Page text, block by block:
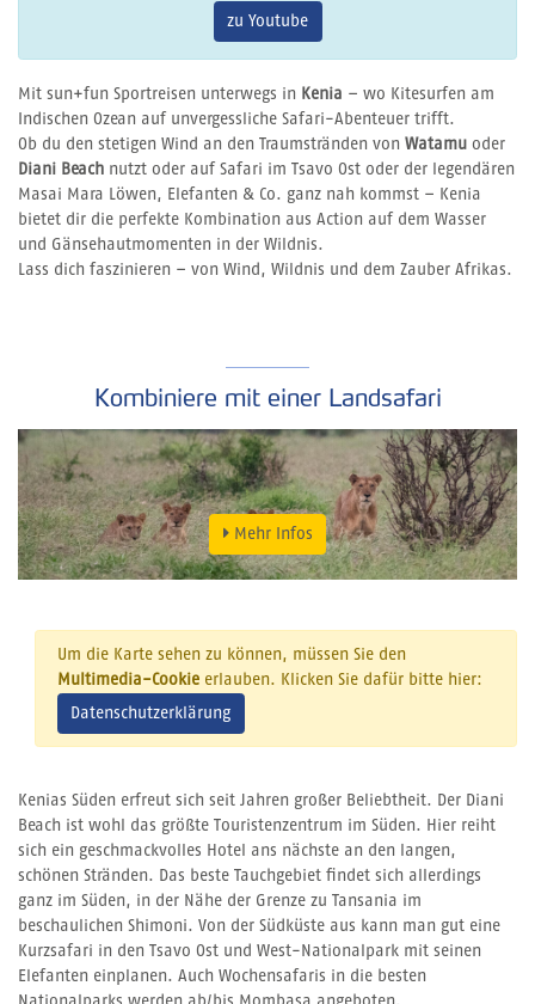
zu Youtube
Mit sun+fun Sportreisen unterwegs in Kenia – wo Kitesurfen am
Indischen Ozean auf unvergessliche Safari-Abenteuer trifft.
Ob du den stetigen Wind an den Traumstränden von Watamu oder
Diani Beach nutzt oder auf Safari im Tsavo Ost oder der legendären
Masai Mara Löwen, Elefanten & Co. ganz nah kommst – Kenia
bietet dir die perfekte Kombination aus Action auf dem Wasser
und Gänsehautmomenten in der Wildnis.
Lass dich faszinieren – von Wind, Wildnis und dem Zauber Afrikas.
Kombiniere mit einer Landsafari
Mehr Infos
Um die Karte sehen zu können, müssen Sie den
Multimedia-Cookieerlauben. Klicken Sie dafür bitte hier:
Datenschutzerklärung
Kenias Süden erfreut sich seit Jahren großer Beliebtheit. Der Diani
Beach ist wohl das größte Touristenzentrum im Süden. Hier reiht
sich ein geschmackvolles Hotel ans nächste an den langen,
schönen Stränden. Das beste Tauchgebiet findet sich allerdings
ganz im Süden, in der Nähe der Grenze zu Tansania im
beschaulichen Shimoni. Von der Südküste aus kann man gut eine
Kurzsafari in den Tsavo Ost und West-Nationalpark mit seinen
Elefanten einplanen. Auch Wochensafaris in die besten